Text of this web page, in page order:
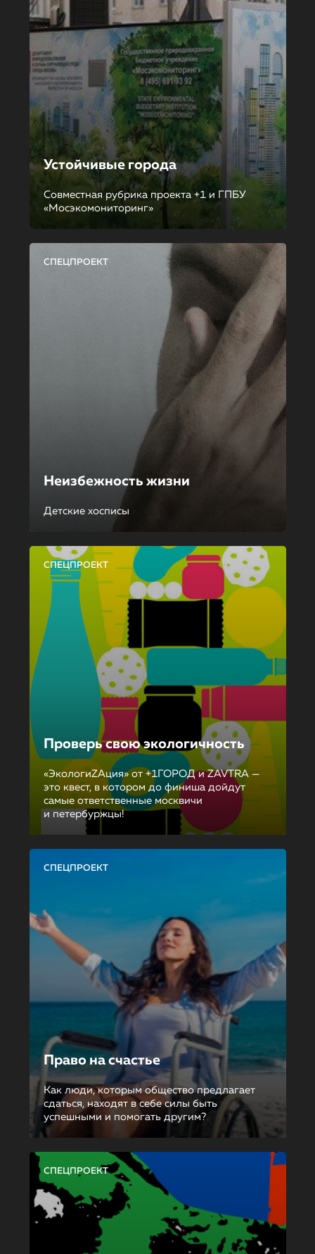
Устойчивые города
Совместная рубрика проекта +1 и ГПБУ
«Мосэкомониторинг»
СПЕЦПРОЕКТ
Неизбежность жизни
Детские хосписы
СПЕЦПРОЕКТ
Проверь свою экологичность
«ЭкологиZAция» от +1ГОРОД и ZAVTRA —
это квест, в котором до финиша дойдут
самые ответственные москвичи
и петербуржцы!
СПЕЦПРОЕКТ
Право на счастье
Как люди, которым общество предлагает
сдаться, находят в себе силы быть
успешными и помогать другим?
СПЕЦПРОЕКТ